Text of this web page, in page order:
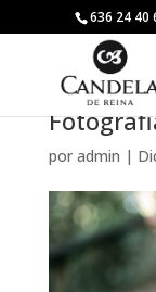
636 24 40
por admin |